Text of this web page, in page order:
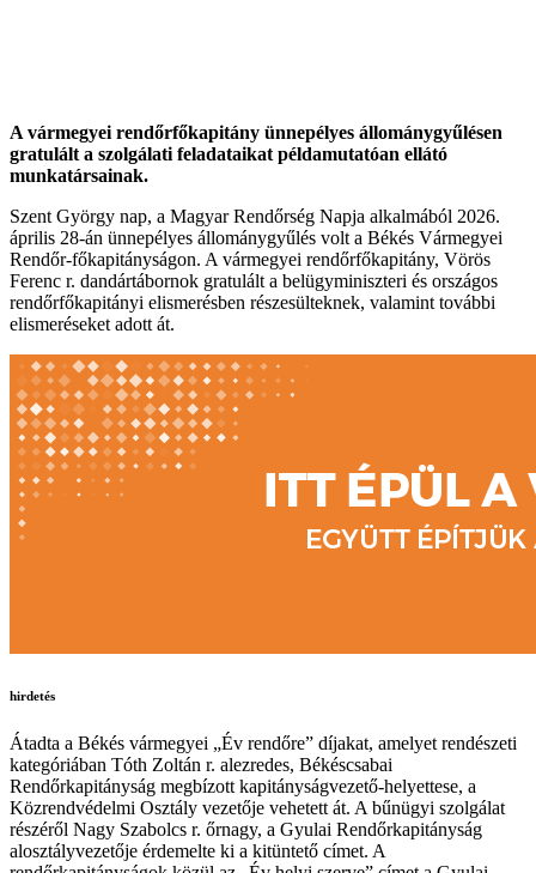
A vármegyei rendőrfőkapitány ünnepélyes állománygyűlésen
gratulált a szolgálati feladataikat példamutatóan ellátó
munkatársainak.
Szent György nap, a Magyar Rendőrség Napja alkalmából 2026.
április 28-án ünnepélyes állománygyűlés volt a Békés Vármegyei
Rendőr-főkapitányságon. A vármegyei rendőrfőkapitány, Vörös
Ferenc r. dandártábornok gratulált a belügyminiszteri és országos
rendőrfőkapitányi elismerésben részesülteknek, valamint további
elismeréseket adott át.
hirdetés
Átadta a Békés vármegyei „Év rendőre” díjakat, amelyet rendészeti
kategóriában Tóth Zoltán r. alezredes, Békéscsabai
Rendőrkapitányság megbízott kapitányságvezető-helyettese, a
Közrendvédelmi Osztály vezetője vehetett át. A bűnügyi szolgálat
részéről Nagy Szabolcs r. őrnagy, a Gyulai Rendőrkapitányság
alosztályvezetője érdemelte ki a kitüntető címet. A